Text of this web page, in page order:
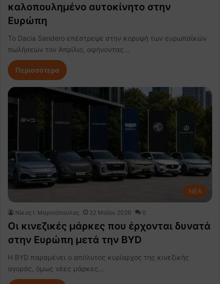
καλοπουλημένο αυτοκίνητο στην
Ευρώπη
Το Dacia Sandero επέστρεψε στην κορυφή των ευρωπαϊκών
πωλήσεων τον Απρίλιο, αφήνοντας…
Περισσότερα
NEA
Nίκος Ι. Mαρινόπουλος 22 Μαΐου 2026 0
Οι κινεζικές μάρκες που έρχονται δυνατά
στην Ευρώπη μετά την BYD
Η BYD παραμένει ο απόλυτος κυρίαρχος της κινεζικής
αγοράς, όμως νέες μάρκες…